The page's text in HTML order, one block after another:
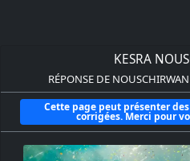
KESRA
RÉPONSE DE
Cette page peut présenter
corrigées. Merci pour